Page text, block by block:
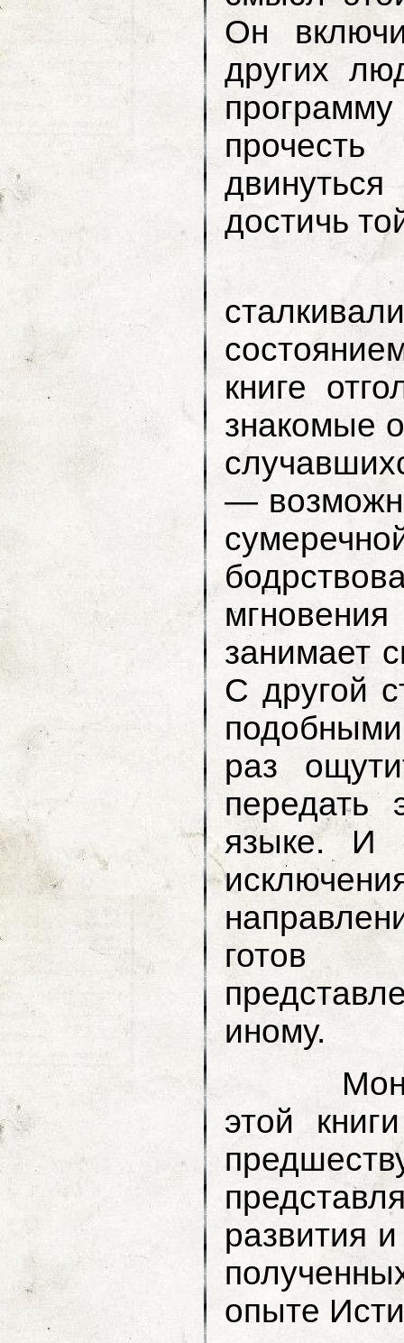
Он
других
достичь
Те
книге
знакомые
—
занимает
С другой
раз
передать
языке. И
готов
иному.
Монро
этой
развития
опыте